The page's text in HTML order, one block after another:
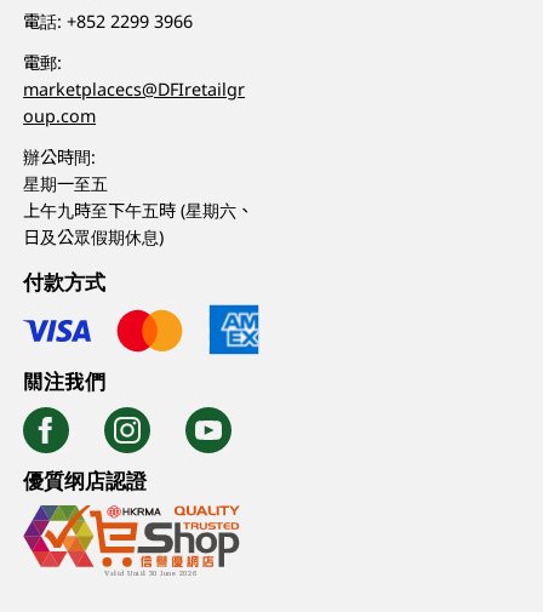
電話:+852 2299 3966
電郵:
marketplacecs@DFIretailgr
oup.com
辦公時間:
星期一至五
上午九時至下午五時 (星期六、
日及公眾假期休息)
付款方式
關注我們
優質纲店認證